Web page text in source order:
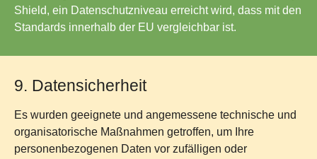
Shield, ein Datenschutzniveau erreicht wird, dass mit den
Standards innerhalb der EU vergleichbar ist.
9. Datensicherheit
Es wurden geeignete und angemessene technische und
organisatorische Maßnahmen getroffen, um Ihre
personenbezogenen Daten vor zufälligen oder